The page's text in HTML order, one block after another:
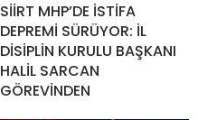
SİİRT MHP’DE İSTİFA
DEPREMİ SÜRÜYOR: İL
DİSİPLİN KURULU BAŞKANI
HALİL SARCAN
GÖREVİNDEN